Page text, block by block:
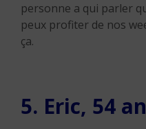
personne a qui parler
peux profiter de nos
ça.
5. Eric, 54